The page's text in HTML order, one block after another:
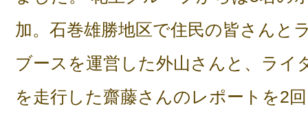
加。石巻雄勝地区で住民の皆さんと
ブースを運営した外山さんと、ライ
を走行した齋藤さんのレポートを2